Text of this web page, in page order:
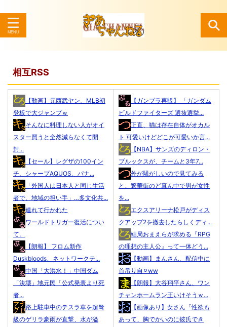
検索
相互RSS
【動画】元西武ヤン、MLB初
登板で大ジャンプｗ
そんなに料理しない人がオイ
スター買うと全然減らなくて開
封...
【セール】レグザの100イン
チ、シャープAQUOS、パナ...
「外国人は日本人と同じ生活
者で、地域の担い手」…多文化共...
連れて行かれた
ワールドトリガー復活につい
て。
【朗報】 フロム新作
Duskbloods、ネットワークテ...
中国「大洪水！」中国ダム
「決壊」地元民「公式発表より死
者...
路上駐車中のテスラ車を超弩
級のゲリラ豪雨が直撃、水が溢
【ガンプラ再販】 「ガンダム
ビルドファイターズ 選抜選挙...
正直、猫は存在自体がオカル
ト 可愛いけどどこが可愛いか言...
【NBA】サンズのディロン・
ブルックスが、チームと3年7...
外が騒がしいので見てみる
と、繁華街のど真ん中で男が女性
を...
エクスアリーナ松戸がディス
クアップ2を撤去したらしくディ...
結局おまえらが求める『RPG
の理想の主人公』って一体どう...
【動画】まんさん、配信中に
首吊り自⚪︎ww
【朗報】大谷翔平さん、ワン
チャンホームラン王いけそうｗ...
【画像あり】女さん「性欲も
あって、胸でかいのに彼氏でき